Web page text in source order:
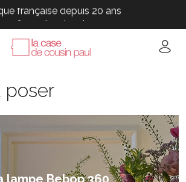
française depuis 20 ans
française depuis 20 ans
française depuis 20 ans
française depuis 20 ans
poser